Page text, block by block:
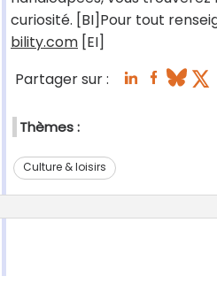
curiosité. [BI]Pour tout
bility.com [EI]
Partager sur :
Thèmes :
Culture & loisirs